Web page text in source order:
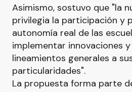
Asimismo, sostuvo que "la
privilegia la participación y
autonomía real de las
implementar innovaciones
lineamientos generales a
particularidades".
La propuesta forma parte